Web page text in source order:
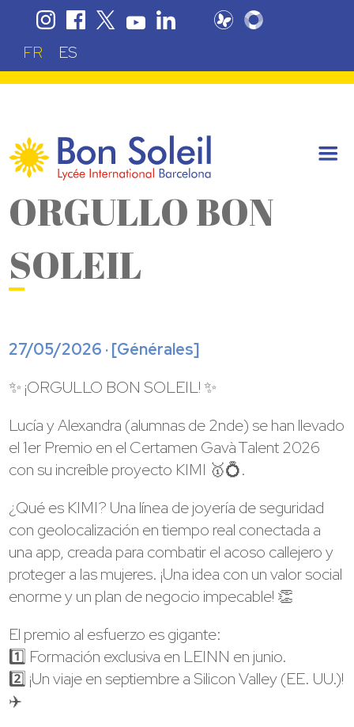
FR ES
ORGULLO BON
SOLEIL
27/05/2026 · [Générales]
✨ ¡ORGULLO BON SOLEIL! ✨
Lucía y Alexandra (alumnas de 2nde) se han llevado
el 1er Premio en el Certamen Gavà Talent 2026
con su increíble proyecto KIMI 🥇💍.
¿Qué es KIMI? Una línea de joyería de seguridad
con geolocalización en tiempo real conectada a
una app, creada para combatir el acoso callejero y
proteger a las mujeres. ¡Una idea con un valor social
enorme y un plan de negocio impecable! 👏
El premio al esfuerzo es gigante:
1️⃣ Formación exclusiva en LEINN en junio.
2️⃣ ¡Un viaje en septiembre a Silicon Valley (EE. UU.)!
✈️